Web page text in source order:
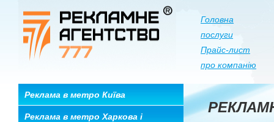
Головна
послуги
Прайс-лист
про компанію
Реклама в метро Київа
Реклама в метро Харкова і